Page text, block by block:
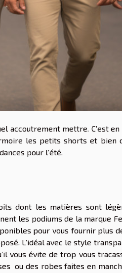
accoutrement mettre. C’est
les petits shorts et bien
pour l’été.
dont les matières sont
les podiums de la marque
pour vous fournir plus
L’idéal avec le style
vous évite de trop vous
ou des robes faites en